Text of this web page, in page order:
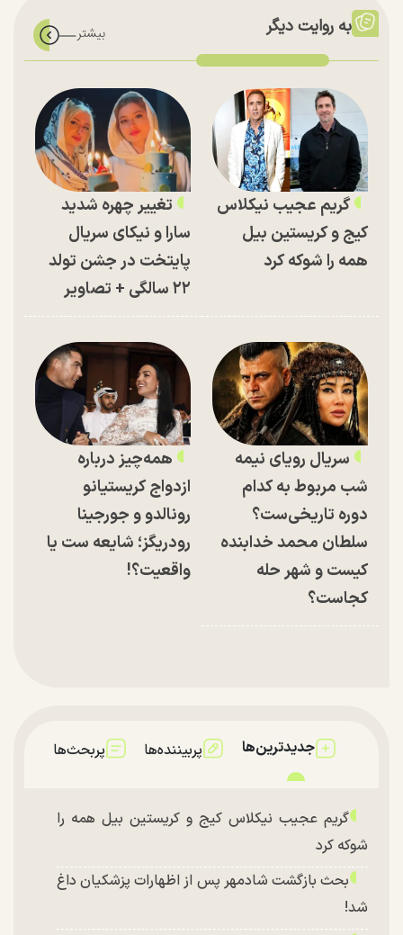
به روایت دیگر
گریم عجیب نیکلاس
کیج و کریستین بیل
همه را شوکه کرد
تغییر چهره شدید
سارا و نیکای سریال
پایتخت در جشن تولد
۲۲ سالگی + تصاویر
سریال رویای نیمه
شب مربوط به کدام
دوره تاریخی‌ست؟
سلطان محمد خدابنده
کیست و شهر حله
کجاست؟
همه‌چیز درباره
ازدواج کریستیانو
رونالدو و جورجینا
رودریگز؛ شایعه ست یا
واقعیت؟!
جدیدترین‌ها پربیننده‌ها پربحث‌ها
گریم عجیب نیکلاس کیج و کریستین بیل همه را
شوکه کرد
بحث بازگشت شادمهر پس از اظهارات پزشکیان داغ
شد!